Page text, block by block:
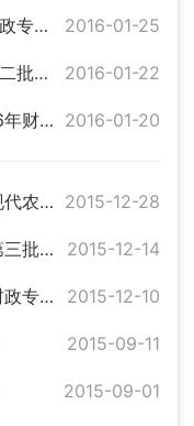
岳阳市财政局关于下达市本级财政专项扶贫资金的通知（岳财农指[2015]111号） 2016-01-25
岳阳市财政局关于下达市本级第二批财政专项扶贫资金的通知 2016-01-22
湖南省财政厅关于提前下达2016年财政扶贫资金（国有贫困林场扶贫资金）的通知 2016-01-20
湖南省财政厅关于下达2015年现代农业发展引导专项资金的通知 2015-12-28
湖南省财政厅关于下达2015年第三批财政扶贫资金的通知 2015-12-14
湖南省财政厅关于下达2015年财政专项扶贫项目（行业）管理费的通知（湘财农指【2015】216号】） 2015-12-10
2015-09-11
2015-09-01